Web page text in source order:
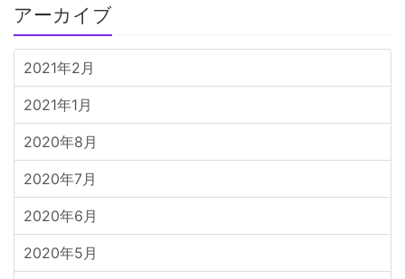
アーカイブ
2021年2月
2021年1月
2020年8月
2020年7月
2020年6月
2020年5月